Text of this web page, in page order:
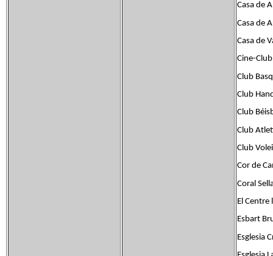
Casa de
Casa de
Casa de
Cine-
Club
Club
Club
Club
Club
Cor de
Coral
El
Esbart
Esglesia